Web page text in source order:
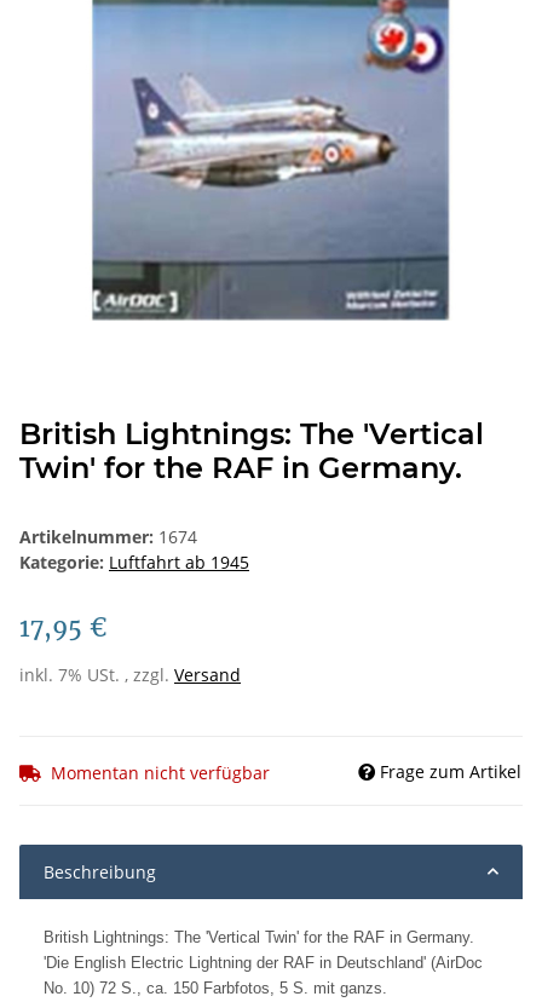
British Lightnings: The 'Vertical
Twin' for the RAF in Germany.
Artikelnummer: 1674
Kategorie: Luftfahrt ab 1945
17,95 €
inkl. 7% USt. , zzgl. Versand
Momentan nicht verfügbar Frage zum Artikel
Beschreibung
British Lightnings: The 'Vertical Twin' for the RAF in Germany.
'Die English Electric Lightning der RAF in Deutschland' (AirDoc
No. 10) 72 S., ca. 150 Farbfotos, 5 S. mit ganzs.